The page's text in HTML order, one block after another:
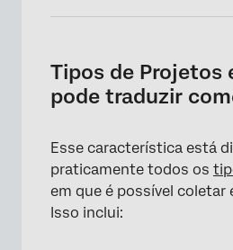
Tipos de Projetos
pode traduzir
Esse característica está
praticamente todos os
em que é possível coletar
Isso inclui: